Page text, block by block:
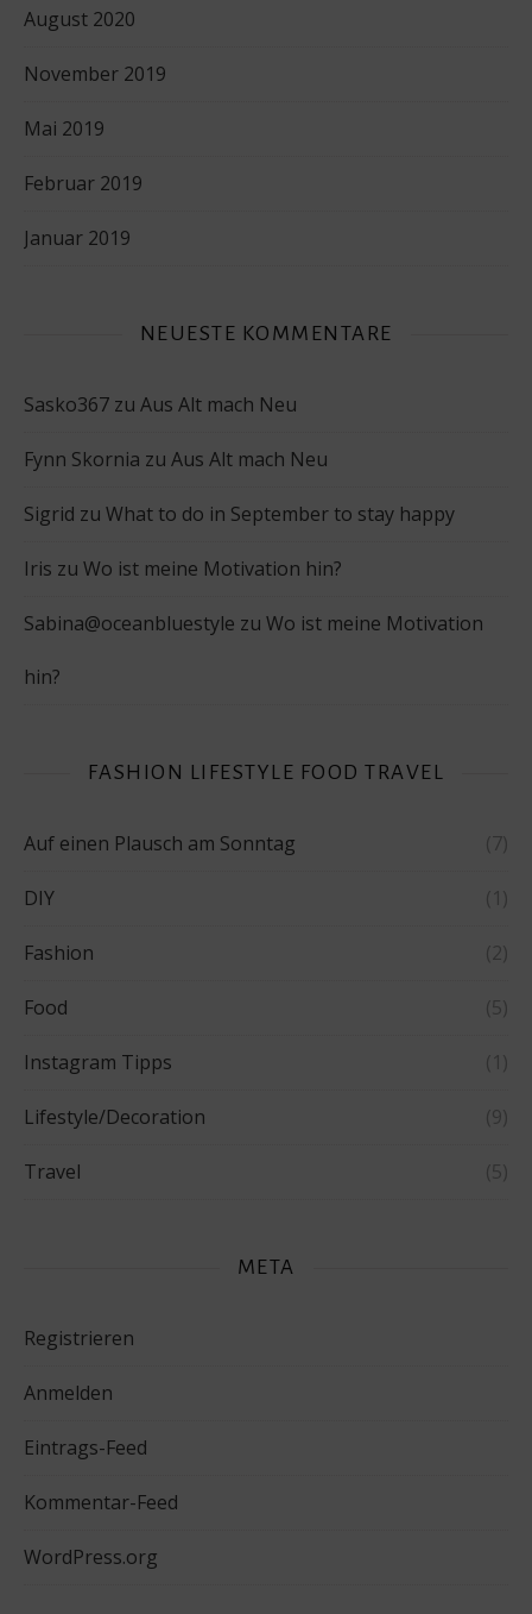
August 2020
November 2019
Mai 2019
Februar 2019
Januar 2019
NEUESTE KOMMENTARE
Sasko367 zu Aus Alt mach Neu
Fynn Skornia zu Aus Alt mach Neu
Sigrid zu What to do in September to stay happy
Iris zu Wo ist meine Motivation hin?
Sabina@oceanbluestyle zu Wo ist meine Motivation
hin?
FASHION LIFESTYLE FOOD TRAVEL
Auf einen Plausch am Sonntag (7)
DIY (1)
Fashion (2)
Food (5)
Instagram Tipps (1)
Lifestyle/Decoration (9)
Travel (5)
META
Registrieren
Anmelden
Eintrags-Feed
Kommentar-Feed
WordPress.org